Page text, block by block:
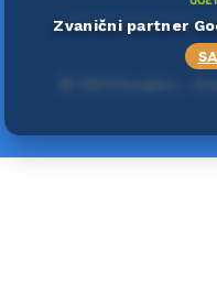
Zvanični partner